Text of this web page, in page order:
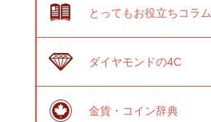
とってもお役立ちコラム
ダイヤモンドの4C
金貨・コイン辞典